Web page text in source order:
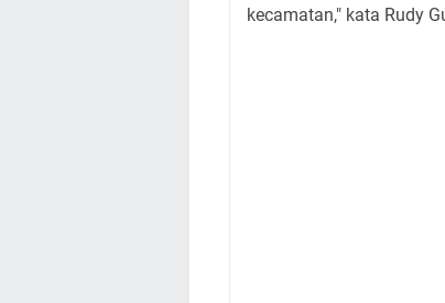
kecamatan," kata Rudy